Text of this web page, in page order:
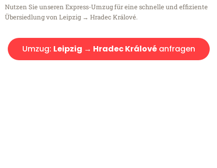
Nutzen Sie unseren Express-Umzug für eine schnelle und effiziente
Übersiedlung von Leipzig → Hradec Králové.
Umzug: Leipzig → Hradec Královéanfragen